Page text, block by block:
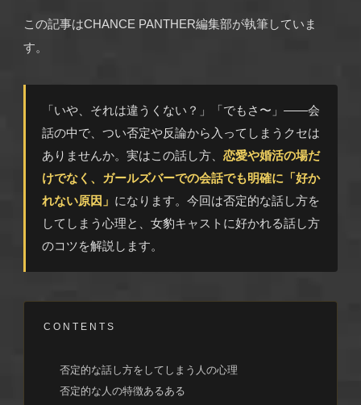
この記事はCHANCE PANTHER編集部が執筆していま
す。
「いや、それは違うくない？」「でもさ〜」——会
話の中で、つい否定や反論から入ってしまうクセは
ありませんか。実はこの話し方、恋愛や婚活の場だ
けでなく、ガールズバーでの会話でも明確に「好か
れない原因」 になります。今回は否定的な話し方を
してしまう心理と、女豹キャストに好かれる話し方
のコツを解説します。
CONTENTS
否定的な話し方をしてしまう人の心理
否定的な人の特徴あるある